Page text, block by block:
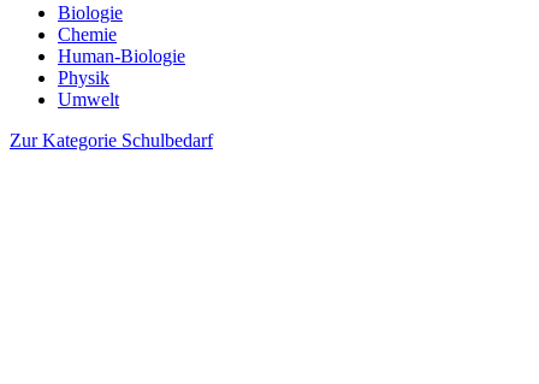
Biologie
Chemie
Human-Biologie
Physik
Umwelt
Zur Kategorie Schulbedarf